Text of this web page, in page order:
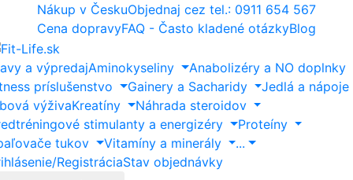
Nákup v ČeskuObjednaj cez tel.: 0911 654 567
Cena dopravyFAQ - Často kladené otázkyBlog
a výpredajAminokyseliny
Anabolizéry a NO doplnky
príslušenstvo
Gainery a Sacharidy
Jedlá a nápoje
výživaKreatíny
Náhrada steroidov
stimulanty a energizéry
Proteíny
tukov
Vitamíny a minerály
...
RegistráciaStav objednávky